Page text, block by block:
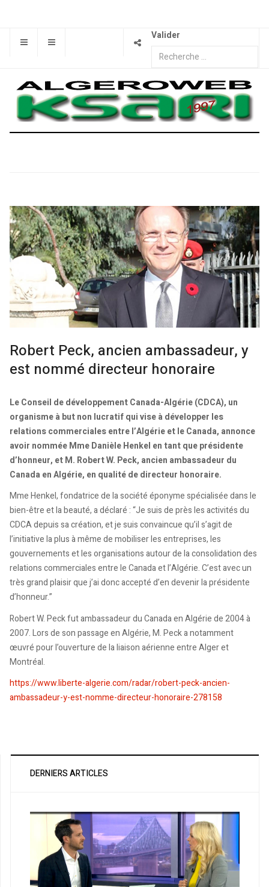
Valider
Robert Peck, ancien ambassadeur, y
est nommé directeur honoraire
Le Conseil de développement Canada-Algérie (CDCA), un
organisme à but non lucratif qui vise à développer les
relations commerciales entre l’Algérie et le Canada, annonce
avoir nommée Mme Danièle Henkel en tant que présidente
d’honneur, et M. Robert W. Peck, ancien ambassadeur du
Canada en Algérie, en qualité de directeur honoraire.
Mme Henkel, fondatrice de la société éponyme spécialisée dans le
bien-être et la beauté, a déclaré : “Je suis de près les activités du
CDCA depuis sa création, et je suis convaincue qu’il s’agit de
l’initiative la plus à même de mobiliser les entreprises, les
gouvernements et les organisations autour de la consolidation des
relations commerciales entre le Canada et l’Algérie. C’est avec un
très grand plaisir que j’ai donc accepté d’en devenir la présidente
d’honneur.”
Robert W. Peck fut ambassadeur du Canada en Algérie de 2004 à
2007. Lors de son passage en Algérie, M. Peck a notamment
œuvré pour l’ouverture de la liaison aérienne entre Alger et
Montréal.
https://www.liberte-algerie.com/radar/robert-peck-ancien-
ambassadeur-y-est-nomme-directeur-honoraire-278158
DERNIERS ARTICLES